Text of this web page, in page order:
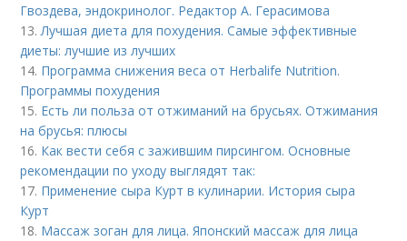
Гвоздева, эндокринолог. Редактор А. Герасимова
13.Лучшая диета для похудения. Самые эффективные
диеты: лучшие из лучших
14. Программа снижения веса от Herbalife Nutrition.
Программы похудения
15. Есть ли польза от отжиманий на брусьях. Отжимания
на брусья: плюсы
16. Как вести себя с зажившим пирсингом. Основные
рекомендации по уходу выглядят так:
17. Применение сыра Курт в кулинарии. История сыра
Курт
18. Массаж зоган для лица. Японский массаж для лица